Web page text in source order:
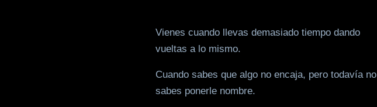
Vienes cuando llevas demasiado tiempo dando
vueltas a lo mismo.
Cuando sabes que algo no encaja, pero todavía no
sabes ponerle nombre.